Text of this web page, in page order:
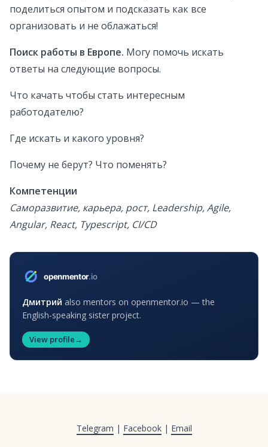
поделиться опытом и подсказать как все
организовать и не облажаться!
Поиск работы в Европе. Могу помочь искать
ответы на следующие вопросы.
Что качать чтобы стать интересным
работодателю?
Где искать и какого уровня?
Почему не берут? Что поменять?
Компетенции
Саморазвитие, карьера, рост, Leadership, Agile,
Angular, React, Typescript, CI/CD
Дмитрий also mentors on openmentor.io — the
English-speaking sister project.
View profile→
Telegram | Facebook| Email